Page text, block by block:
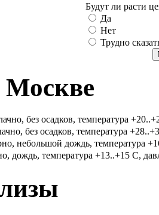
Будут ли расти
Да
Нет
Трудно
Москве
без осадков, температура
без осадков, температура
небольшой дождь, температура
дождь, температура +13..+15 С,